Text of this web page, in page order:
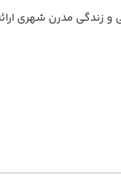
و زندگی مدرن شهری